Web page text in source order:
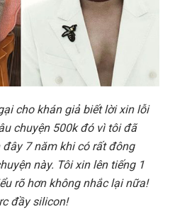
cho khán giả biết lời xin lỗi
chuyện 500k đó vì tôi đã
7 năm khi có rất đông
này. Tôi xin lên tiếng 1
rõ hơn không nhắc lại nữa!
đầy silicon!